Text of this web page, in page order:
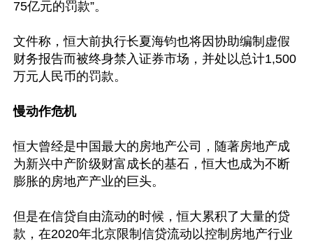
75亿元的罚款”。
文件称，恒大前执行长夏海钧也将因协助编制虚假
财务报告而被终身禁入证券市场，并处以总计1,500
万元人民币的罚款。
慢动作危机
恒大曾经是中国最大的房地产公司，随著房地产成
为新兴中产阶级财富成长的基石，恒大也成为不断
膨胀的房地产产业的巨头。
但是在信贷自由流动的时候，恒大累积了大量的贷
款，在2020年北京限制信贷流动以控制房地产行业